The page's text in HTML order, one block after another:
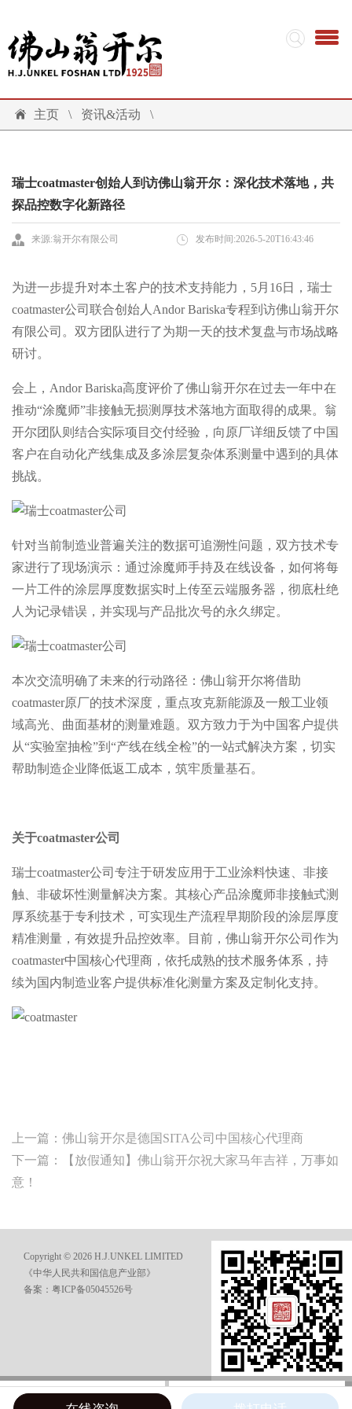
主页 \ 资讯&活动 \
瑞士coatmaster创始人到访佛山翁开尔：深化技术落地，共
探品控数字化新路径
来源:翁开尔有限公司 发布时间:2026-5-20T16:43:46
为进一步提升对本土客户的技术支持能力，5月16日，瑞士
coatmaster公司联合创始人Andor Bariska专程到访佛山翁开尔
有限公司。双方团队进行了为期一天的技术复盘与市场战略
研讨。
会上，Andor Bariska高度评价了佛山翁开尔在过去一年中在
推动“涂魔师”非接触无损测厚技术落地方面取得的成果。翁
开尔团队则结合实际项目交付经验，向原厂详细反馈了中国
客户在自动化产线集成及多涂层复杂体系测量中遇到的具体
挑战。
针对当前制造业普遍关注的数据可追溯性问题，双方技术专
家进行了现场演示：通过涂魔师手持及在线设备，如何将每
一片工件的涂层厚度数据实时上传至云端服务器，彻底杜绝
人为记录错误，并实现与产品批次号的永久绑定。
本次交流明确了未来的行动路径：佛山翁开尔将借助
coatmaster原厂的技术深度，重点攻克新能源及一般工业领
域高光、曲面基材的测量难题。双方致力于为中国客户提供
从“实验室抽检”到“产线在线全检”的一站式解决方案，切实
帮助制造企业降低返工成本，筑牢质量基石。
关于coatmaster公司
瑞士coatmaster公司专注于研发应用于工业涂料快速、非接
触、非破坏性测量解决方案。其核心产品涂魔师非接触式测
厚系统基于专利技术，可实现生产流程早期阶段的涂层厚度
精准测量，有效提升品控效率。目前，佛山翁开尔公司作为
coatmaster中国核心代理商，依托成熟的技术服务体系，持
续为国内制造业客户提供标准化测量方案及定制化支持。
上一篇： 佛山翁开尔是德国SITA公司中国核心代理商
下一篇：
【放假通知】佛山翁开尔祝大家马年吉祥，万事如
意！
Copyright © 2026 H.J.UNKEL LIMITED
《中华人民共和国信息产业部》
备案：粤ICP备05045526号
在线咨询 电话咨询